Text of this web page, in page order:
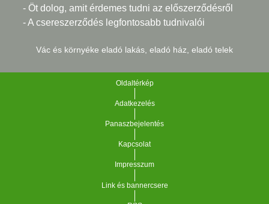
- Öt dolog, amit érdemes tudni az előszerződésről
- A csereszerződés legfontosabb tudnivalói
Vác és környéke eladó lakás, eladó ház, eladó telek
Oldaltérkép
Adatkezelés
Panaszbejelentés
Kapcsolat
Impresszum
Link és bannercsere